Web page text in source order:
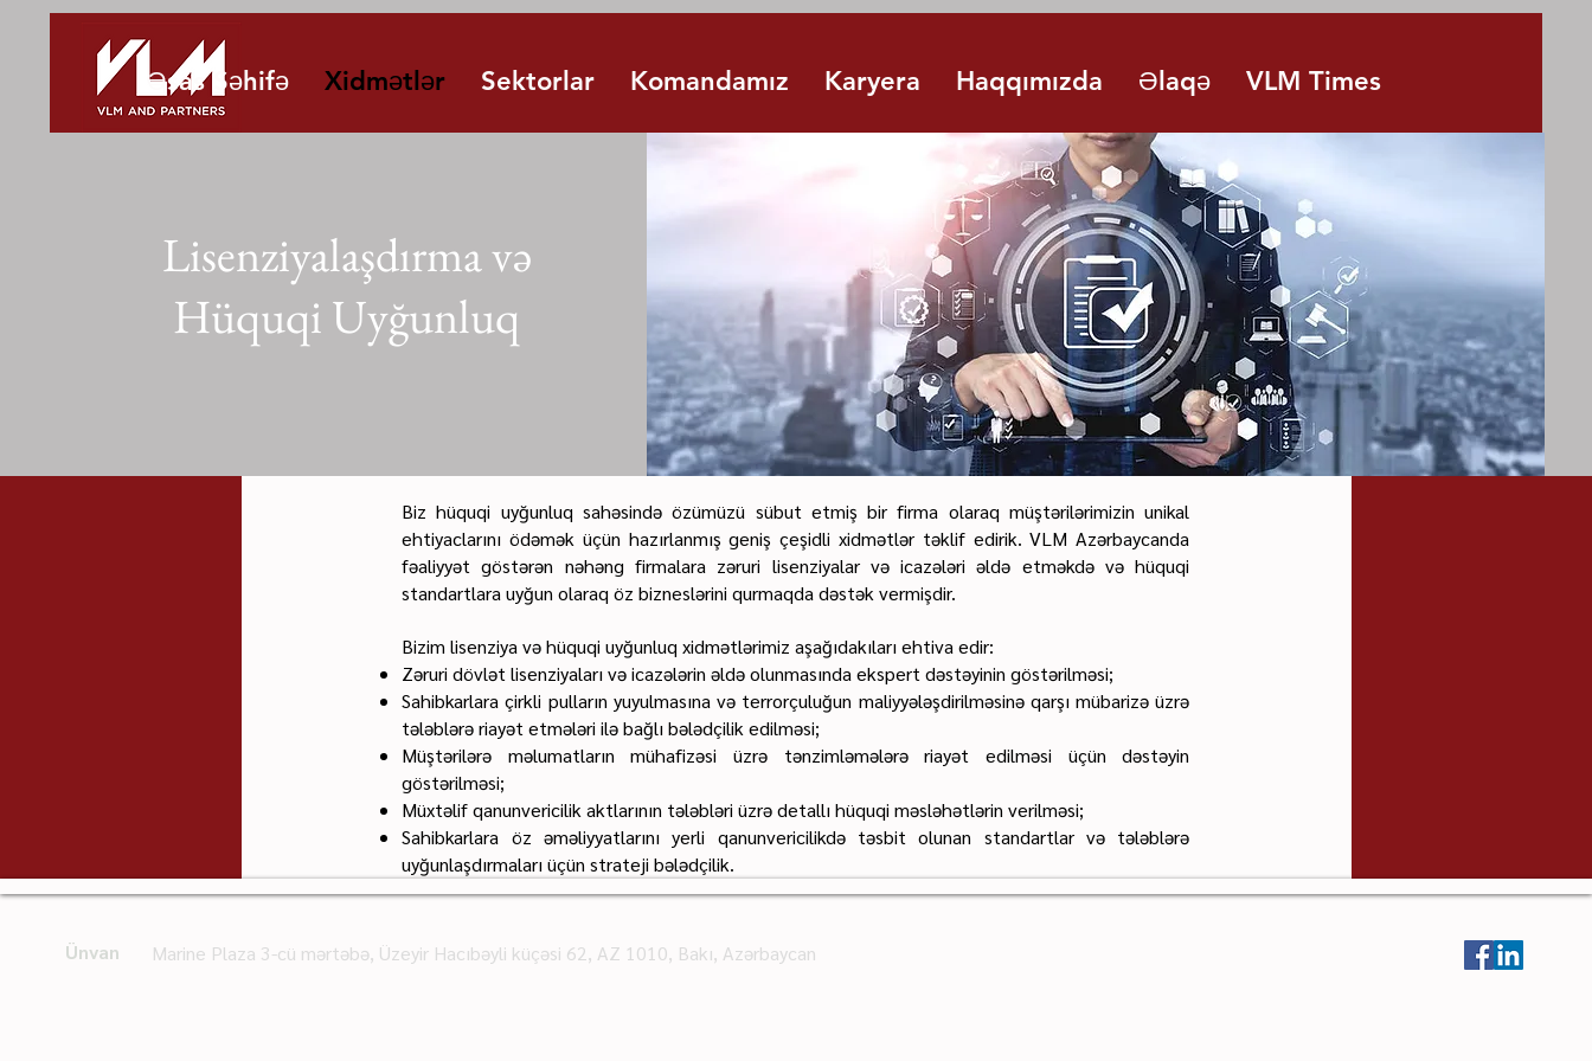
Əsas Səhifə Xidmətlər Sektorlar Komandamız Karyera Haqqımızda Əlaqə VLM Times
Lisenziyalaşdırma və
Hüquqi Uyğunluq
Biz hüquqi uyğunluq sahəsində özümüzü sübut etmiş bir firma olaraq müştərilərimizin unikal
ehtiyaclarını ödəmək üçün hazırlanmış geniş çeşidli xidmətlər təklif edirik. VLM Azərbaycanda
fəaliyyət göstərən nəhəng firmalara zəruri lisenziyalar və icazələri əldə etməkdə və hüquqi
standartlara uyğun olaraq öz bizneslərini qurmaqda dəstək vermişdir.
Bizim lisenziya və hüquqi uyğunluq xidmətlərimiz aşağıdakıları ehtiva edir:
Zəruri dövlət lisenziyaları və icazələrin əldə olunmasında ekspert dəstəyinin göstərilməsi;
Sahibkarlara çirkli pulların yuyulmasına və terrorçuluğun maliyyələşdirilməsinə qarşı mübarizə üzrə
tələblərə riayət etmələri ilə bağlı bələdçilik edilməsi;
Müştərilərə məlumatların mühafizəsi üzrə tənzimləmələrə riayət edilməsi üçün dəstəyin
göstərilməsi;
Müxtəlif qanunvericilik aktlarının tələbləri üzrə detallı hüquqi məsləhətlərin verilməsi;
Sahibkarlara öz əməliyyatlarını yerli qanunvericilikdə təsbit olunan standartlar və tələblərə
uyğunlaşdırmaları üçün strateji bələdçilik.
Ünvan Marine Plaza 3-cü mərtəbə, Üzeyir Hacıbəyli küçəsi 62, AZ 1010, Bakı, Azərbaycan